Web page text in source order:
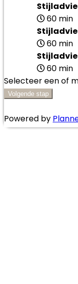
60 min
60 min
60 min
Selecteer een of
Volgende stap
Powered by